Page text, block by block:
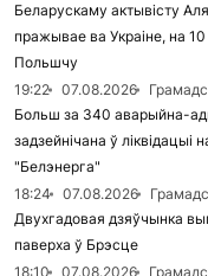
Беларускаму актывісту
пражывае ва Украіне, на
Польшчу
19:22
07.08.2026
Больш за 340 аварыйна-
задзейнічана ў ліквідацыі
"Белэнерга"
18:24
07.08.2026
Двухгадовая дзяўчынка
паверха ў Брэсце
18:10
07.08.2026